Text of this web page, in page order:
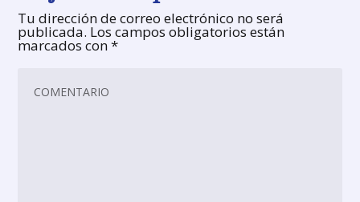
Tu dirección de correo electrónico no será
publicada. Los campos obligatorios están
marcados con*